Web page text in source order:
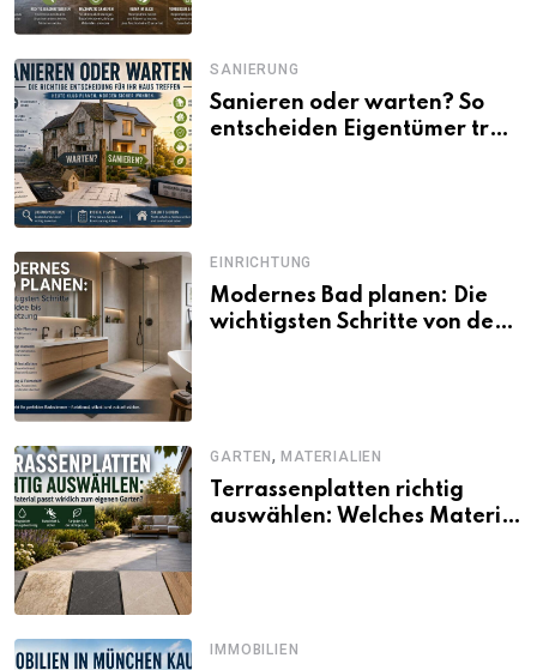
SANIERUNG
Sanieren oder warten? So
entscheiden Eigentümer trotz
EINRICHTUNG
Modernes Bad planen: Die
wichtigsten Schritte von der
GARTEN,MATERIALIEN
Terrassenplatten richtig
auswählen: Welches Material
IMMOBILIEN